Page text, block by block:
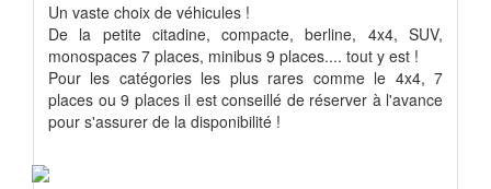
Un vaste choix de véhicules !
De la petite citadine, compacte, berline, 4x4, SUV,
monospaces 7 places, minibus 9 places.... tout y est !
Pour les catégories les plus rares comme le 4x4, 7
places ou 9 places il est conseillé de réserver à l'avance
pour s'assurer de la disponibilité !